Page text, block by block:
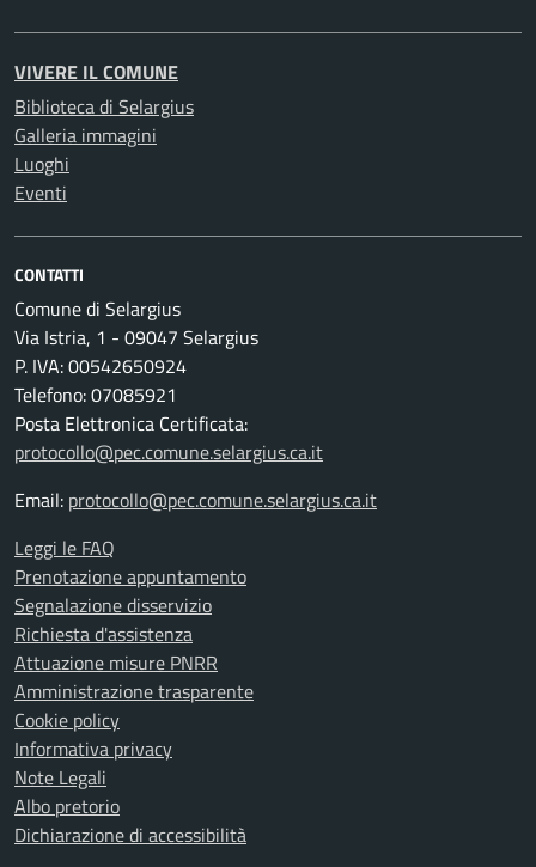
VIVERE IL COMUNE
Biblioteca di Selargius
Galleria immagini
Luoghi
Eventi
CONTATTI
Comune di Selargius
Via Istria, 1 - 09047 Selargius
P. IVA: 00542650924
Telefono: 07085921
Posta Elettronica Certificata:
protocollo@pec.comune.selargius.ca.it
Email: protocollo@pec.comune.selargius.ca.it
Leggi le FAQ
Prenotazione appuntamento
Segnalazione disservizio
Richiesta d'assistenza
Attuazione misure PNRR
Amministrazione trasparente
Cookie policy
Informativa privacy
Note Legali
Albo pretorio
Dichiarazione di accessibilità